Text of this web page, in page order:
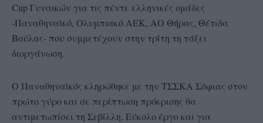
Cup Γυναικών για τις πέντε ελληνικές ομάδες
-Παναθηναϊκό, Ολυμπιακό ΑΕΚ, ΑΟ Θήρας, Θέτιδα
Βούλας- που συμμετέχουν στην τρίτη τη τάξει
διοργάνωση.
Ο Παναθηναϊκός κληρώθηκε με την ΤΣΣΚΑ Σόφιας στον
πρώτο γύρο και σε περίπτωση πρόκρισης θα
αντιμετωπίσει τη Σεβίλλη. Εύκολο έργο και για